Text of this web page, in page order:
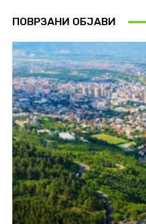
ПОВРЗАНИ ОБЈАВИ